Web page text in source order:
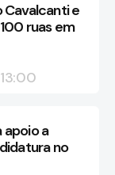
Cavalcanti e
ruas em
13:00
apoio a
no